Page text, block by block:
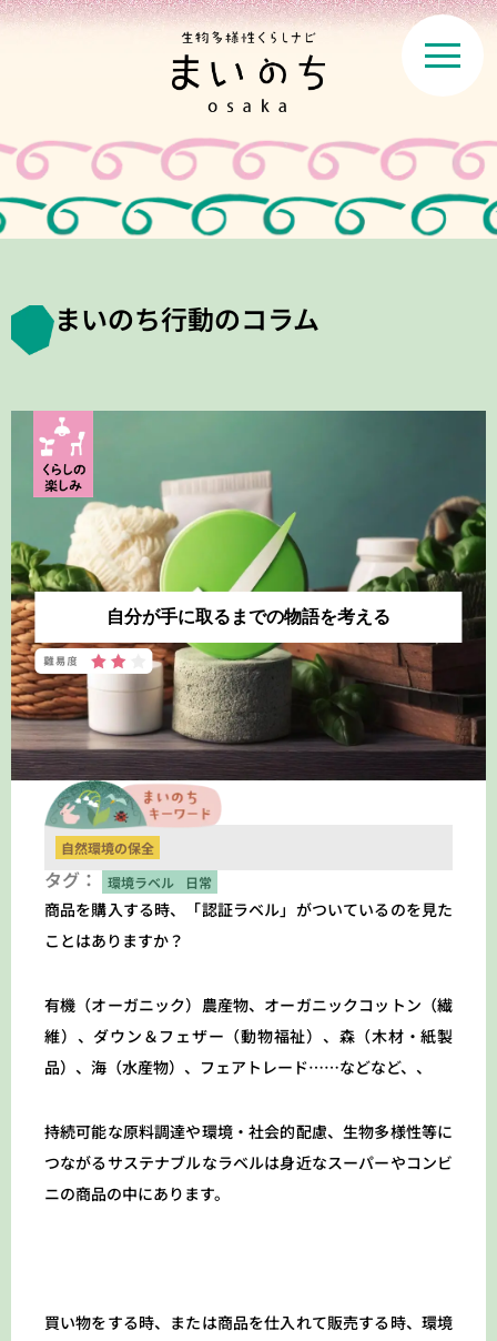
まいのち行動のコラム
自分が手に取るまでの物語を考える
自然環境の保全
タグ： 環境ラベル 日常
商品を購入する時、「認証ラベル」がついているのを見た
ことはありますか？
有機（オーガニック）農産物、オーガニックコットン（繊
維）、ダウン＆フェザー（動物福祉）、森（木材・紙製
品）、海（水産物）、フェアトレード……などなど、、
持続可能な原料調達や環境・社会的配慮、生物多様性等に
つながるサステナブルなラベルは身近なスーパーやコンビ
ニの商品の中にあります。
買い物をする時、または商品を仕入れて販売する時、環境